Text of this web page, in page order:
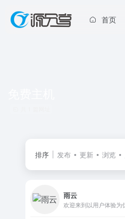
首页
排序 发布 更新 浏览
雨云